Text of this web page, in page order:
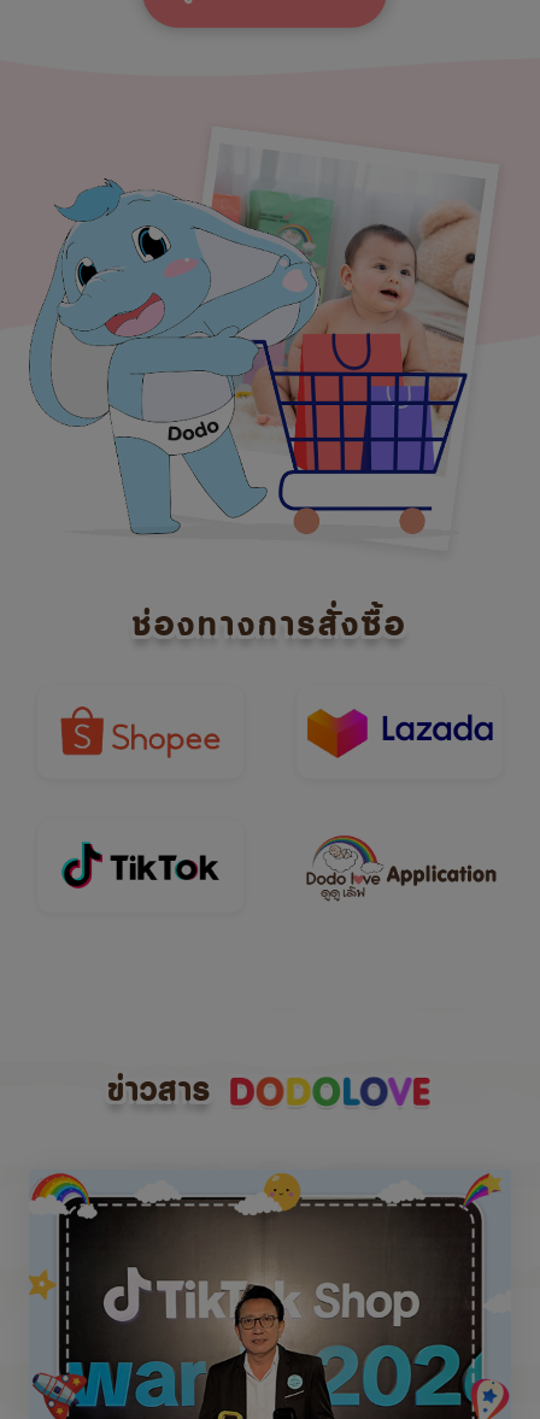
ช่องทางการสั่งซื้อ
ข่าวสาร